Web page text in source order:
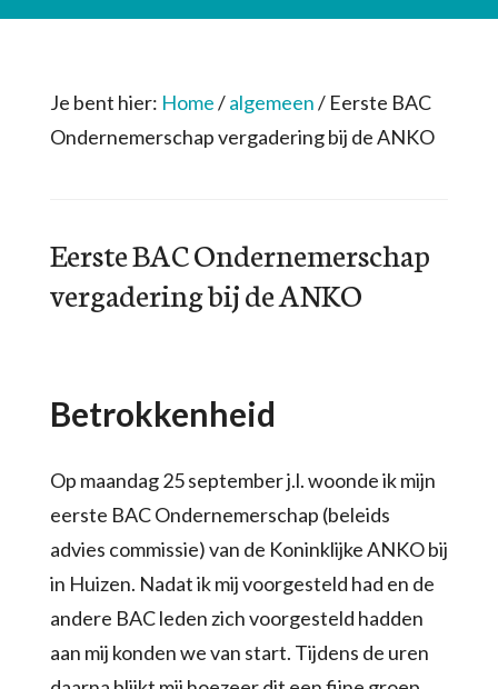
Je bent hier: Home/algemeen/Eerste BAC
Ondernemerschap vergadering bij de ANKO
Eerste BAC Ondernemerschap
vergadering bij de ANKO
Betrokkenheid
Op maandag 25 september j.l. woonde ik mijn
eerste BAC Ondernemerschap (beleids
advies commissie) van de Koninklijke ANKO bij
in Huizen. Nadat ik mij voorgesteld had en de
andere BAC leden zich voorgesteld hadden
aan mij konden we van start. Tijdens de uren